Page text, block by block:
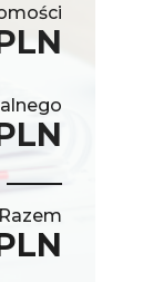
Razem